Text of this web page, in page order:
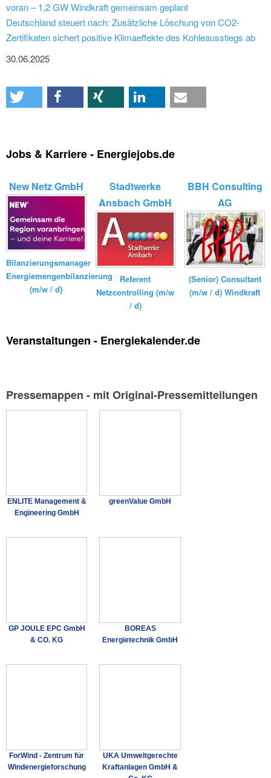
voran – 1,2 GW Windkraft gemeinsam geplant
Deutschland steuert nach: Zusätzliche Löschung von CO2-
Zertifikaten sichert positive Klimaeffekte des Kohleausstiegs ab
30.06.2025
Jobs & Karriere - Energiejobs.de
New Netz GmbH
Bilanzierungsmanager
Energiemengenbilanzierung
(m/w / d)
Stadtwerke
Ansbach GmbH
Referent
Netzcontrolling (m/w
/ d)
BBH Consulting
AG
(Senior) Consultant
(m/w / d) Windkraft
Veranstaltungen - Energiekalender.de
Pressemappen - mit Original-Pressemitteilungen
ENLITE Management &
Engineering GmbH
greenValue GmbH
GP JOULE EPC GmbH
& CO. KG
BOREAS
Energietechnik GmbH
ForWind - Zentrum für
Windenergieforschung
UKA Umweltgerechte
Kraftanlagen GmbH &